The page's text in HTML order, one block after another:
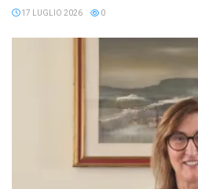
17 LUGLIO 2026 0